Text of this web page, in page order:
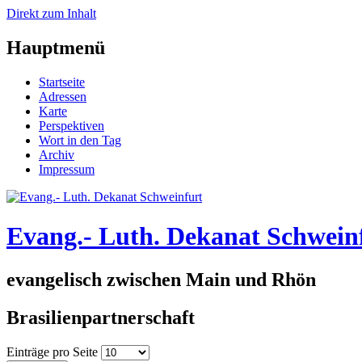
Direkt zum Inhalt
Hauptmenü
Startseite
Adressen
Karte
Perspektiven
Wort in den Tag
Archiv
Impressum
Evang.- Luth. Dekanat
evangelisch zwischen Main und Rhön
Brasilienpartnerschaft
Einträge pro Seite